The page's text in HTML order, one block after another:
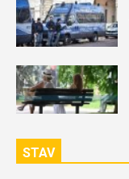
STAV